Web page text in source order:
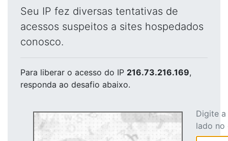
Seu IP fez diversas tentativas de
acessos suspeitos a sites hospedados
conosco.
Para liberar o acesso do IP 216.73.216.169,
responda ao desafio abaixo.
Digite
lado no